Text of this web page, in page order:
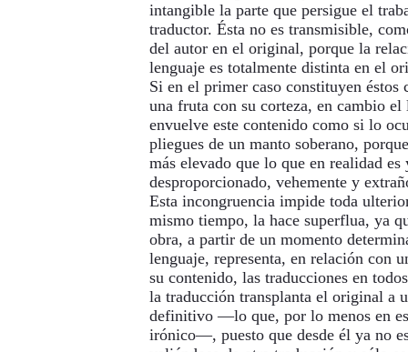
intangible la parte que persigue el
traductor. Ésta no es transmisible,
del autor en el original, porque la
lenguaje es totalmente distinta en el
Si en el primer caso constituyen éstos
una fruta con su corteza, en cambio
envuelve este contenido como si lo
pliegues de un manto soberano,
más elevado que lo que en realidad
desproporcionado, vehemente y
Esta incongruencia impide toda
mismo tiempo, la hace superflua, ya
obra, a partir de un momento
lenguaje, representa, en relación con
su contenido, las traducciones en
la traducción transplanta el original a
definitivo —lo que, por lo menos en
irónico—, puesto que desde él ya no